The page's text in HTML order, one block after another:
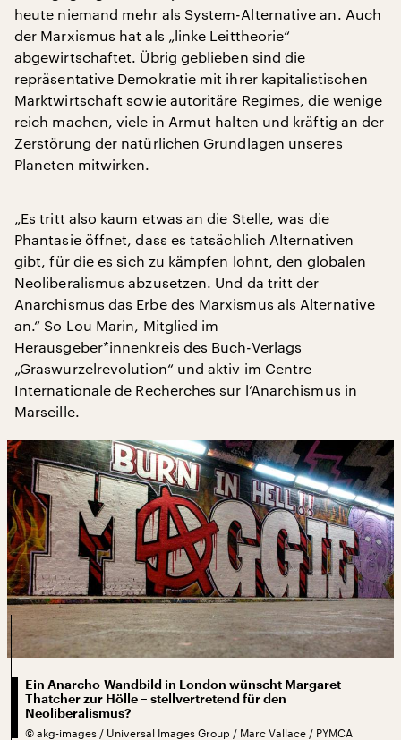
heute niemand mehr als System-Alternative an. Auch
der Marxismus hat als „linke Leittheorie“
abgewirtschaftet. Übrig geblieben sind die
repräsentative Demokratie mit ihrer kapitalistischen
Marktwirtschaft sowie autoritäre Regimes, die wenige
reich machen, viele in Armut halten und kräftig an der
Zerstörung der natürlichen Grundlagen unseres
Planeten mitwirken.
„Es tritt also kaum etwas an die Stelle, was die
Phantasie öffnet, dass es tatsächlich Alternativen
gibt, für die es sich zu kämpfen lohnt, den globalen
Neoliberalismus abzusetzen. Und da tritt der
Anarchismus das Erbe des Marxismus als Alternative
an.“ So Lou Marin, Mitglied im
Herausgeber*innenkreis des Buch-Verlags
„Graswurzelrevolution“ und aktiv im Centre
Internationale de Recherches sur l’Anarchismus in
Marseille.
Ein Anarcho-Wandbild in London wünscht Margaret
Thatcher zur Hölle – stellvertretend für den
Neoliberalismus?
© akg-images / Universal Images Group / Marc Vallace / PYMCA